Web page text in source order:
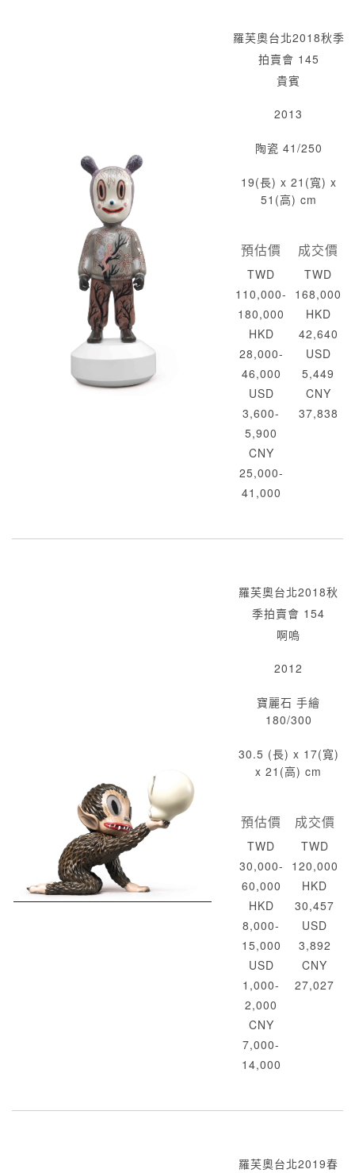
羅芙奧台北2018秋季
拍賣會 145
貴賓
2013
陶瓷 41/250
19(長) x 21(寬) x
51(高) cm
預估價
TWD
110,000-
180,000
HKD
28,000-
46,000
USD
3,600-
5,900
CNY
25,000-
41,000
成交價
TWD
168,000
HKD
42,640
USD
5,449
CNY
37,838
羅芙奧台北2018秋
季拍賣會 154
啊嗚
2012
寶麗石 手繪
180/300
30.5 (長) x 17(寬)
x 21(高) cm
預估價
TWD
30,000-
60,000
HKD
8,000-
15,000
USD
1,000-
2,000
CNY
7,000-
14,000
成交價
TWD
120,000
HKD
30,457
USD
3,892
CNY
27,027
羅芙奧台北2019春